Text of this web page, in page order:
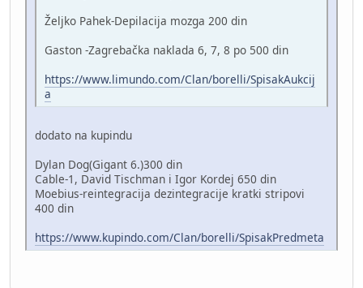
Željko Pahek-Depilacija mozga 200 din
Gaston -Zagrebačka naklada 6, 7, 8 po 500 din
https://www.limundo.com/Clan/borelli/SpisakAukcij
a
dodato na kupindu
Dylan Dog(Gigant 6.)300 din
Cable-1, David Tischman i Igor Kordej 650 din
Moebius-reintegracija dezintegracije kratki stripovi
400 din
https://www.kupindo.com/Clan/borelli/SpisakPredmeta